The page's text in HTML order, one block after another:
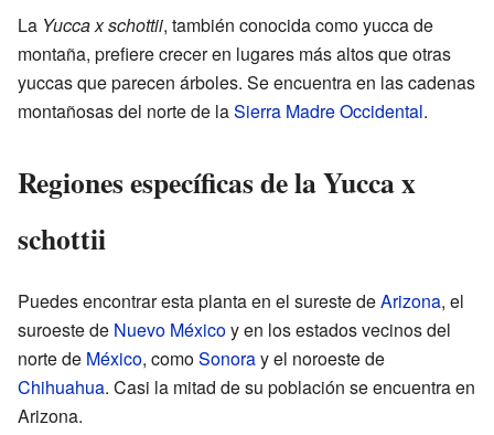
La Yucca x schottii, también conocida como yucca de
montaña, prefiere crecer en lugares más altos que otras
yuccas que parecen árboles. Se encuentra en las cadenas
montañosas del norte de laSierra Madre Occidental.
Regiones específicas de la Yucca x
schottii
Puedes encontrar esta planta en el sureste deArizona, el
suroeste de Nuevo Méxicoy en los estados vecinos del
norte de México, comoSonoray el noroeste de
Chihuahua. Casi la mitad de su población se encuentra en
Arizona.